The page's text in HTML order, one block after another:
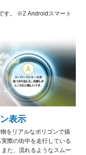
す。 ※2 Androidスマート
表示
をリアルなポリゴンで描
際の街中を走行している
た、流れるようなスムー